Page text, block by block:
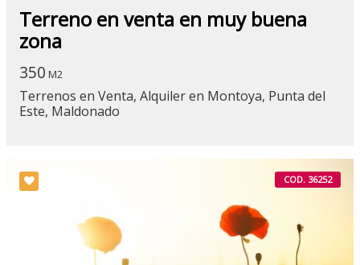
Terreno en venta en muy buena
zona
350 M2
Terrenos en Venta, Alquiler en Montoya, Punta del
Este, Maldonado
COD. 36252